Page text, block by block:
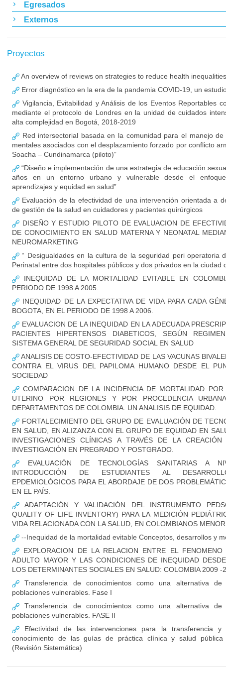
Egresados
Externos
Proyectos
An overview of reviews on strategies to reduce health inequalities
Error diagnóstico en la era de la pandemia COVID-19, un
Vigilancia, Evitabilidad y Análisis de los Eventos Reportables
mediante el protocolo de Londres en la unidad de cuidados
alta complejidad en Bogotá, 2018-2019
Red intersectorial basada en la comunidad para el manejo
mentales asociados con el desplazamiento forzado por conflicto
Soacha – Cundinamarca (piloto)”
“Diseño e implementación de una estrategia de educación
años en un entorno urbano y vulnerable desde el
aprendizajes y equidad en salud”
Evaluación de la efectividad de una intervención orientada a
de gestión de la salud en cuidadores y pacientes quirúrgicos
DISEÑO Y ESTUDIO PILOTO DE EVALUACION DE
DE CONOCIMIENTO EN SALUD MATERNA Y NEONATAL
NEUROMARKETING
“ Desigualdades en la cultura de la seguridad peri operatoria
Perinatal entre dos hospitales públicos y dos privados en la ciudad
INEQUIDAD DE LA MORTALIDAD EVITABLE EN
PERIODO DE 1998 A 2005.
INEQUIDAD DE LA EXPECTATIVA DE VIDA PARA CADA
BOGOTA, EN EL PERIODO DE 1998 A 2006.
EVALUACION DE LA INEQUIDAD EN LA ADECUADA
PACIENTES HIPERTENSOS DIABETICOS, SEGÚN
SISTEMA GENERAL DE SEGURIDAD SOCIAL EN SALUD
ANALISIS DE COSTO-EFECTIVIDAD DE LAS VACUNAS
CONTRA EL VIRUS DEL PAPILOMA HUMANO DESDE EL
SOCIEDAD
COMPARACION DE LA INCIDENCIA DE MORTALIDAD
UTERINO POR REGIONES Y POR PROCEDENCIA
DEPARTAMENTOS DE COLOMBIA. UN ANALISIS DE EQUIDAD.
FORTALECIMIENTO DEL GRUPO DE EVALUACIÓN DE
EN SALUD, EN ALIZANZA CON EL GRUPO DE EQUIDAD EN
INVESTIGACIONES CLÍNICAS A TRAVÉS DE LA
INVESTIGACIÓN EN PREGRADO Y POSTGRADO.
EVALUACIÓN DE TECNOLOGÍAS SANITARIAS A
INTRODUCCIÓN DE ESTUDIANTES AL
EPDEMIOLÓGICOS PARA EL ABORDAJE DE DOS
EN EL PAÍS.
ADAPTACIÓN Y VALIDACIÓN DEL INSTRUMENTO
QUALITY OF LIFE INVENTORY) PARA LA MEDICIÓN
VIDA RELACIONADA CON LA SALUD, EN COLOMBIANOS
--Inequidad de la mortalidad evitable Conceptos, desarrollos y
EXPLORACION DE LA RELACION ENTRE EL
ADULTO MAYOR Y LAS CONDICIONES DE INEQUIDAD
LOS DETERMINANTES SOCIALES EN SALUD: COLOMBIA 2009 -
Transferencia de conocimientos como una alternativa
poblaciones vulnerables. Fase I
Transferencia de conocimientos como una alternativa
poblaciones vulnerables. FASE II
Efectividad de las intervenciones para la transferencia y
conocimiento de las guías de práctica clínica y salud pública
(Revisión Sistemática)